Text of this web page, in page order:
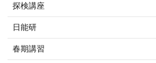
探検講座
日能研
春期講習